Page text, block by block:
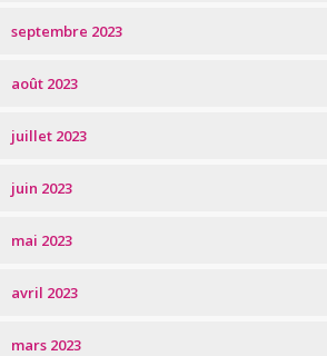
septembre 2023
août 2023
juillet 2023
juin 2023
mai 2023
avril 2023
mars 2023